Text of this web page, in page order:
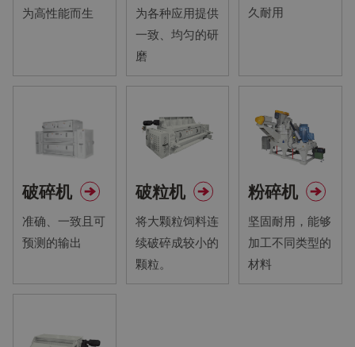
为高性能而生
为各种应用提供
一致、均匀的研
磨
久耐用
破碎机
准确、一致且可
预测的输出
破粒机
将大颗粒饲料连
续破碎成较小的
颗粒。
粉碎机
坚固耐用，能够
加工不同类型的
材料